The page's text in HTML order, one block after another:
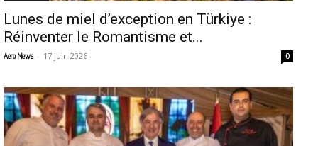
Lunes de miel d’exception en Türkiye :
Réinventer le Romantisme et...
Aero News - 17 juin 2026 0